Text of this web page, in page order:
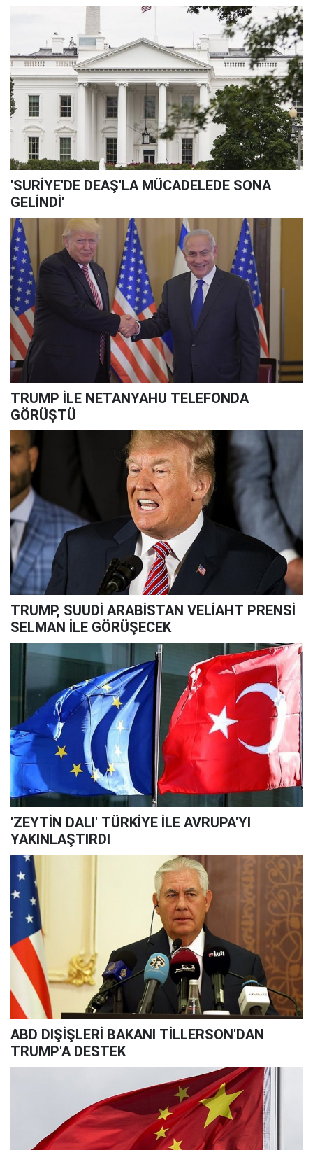
'SURİYE'DE DEAŞ'LA MÜCADELEDE SONA
GELİNDİ'
TRUMP İLE NETANYAHU TELEFONDA
GÖRÜŞTÜ
TRUMP, SUUDİ ARABİSTAN VELİAHT PRENSİ
SELMAN İLE GÖRÜŞECEK
'ZEYTİN DALI' TÜRKİYE İLE AVRUPA'YI
YAKINLAŞTIRDI
ABD DIŞİŞLERİ BAKANI TİLLERSON'DAN
TRUMP'A DESTEK